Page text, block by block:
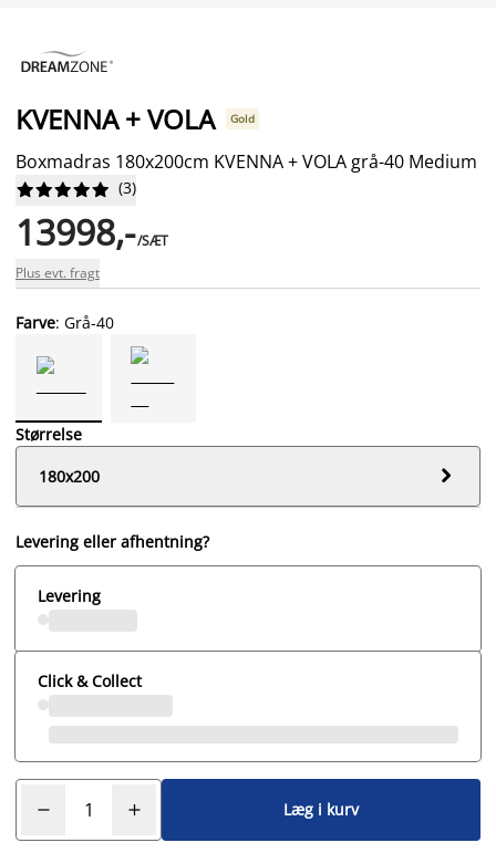
KVENNA + VOLA Gold
Boxmadras 180x200cm KVENNA + VOLA grå-40 Medium





 (3)
13998,-/SÆT
Plus evt. fragt
Farve: Grå-40
Størrelse
180x200

Levering eller afhentning?
Levering
Click & Collect
Læg i kurv